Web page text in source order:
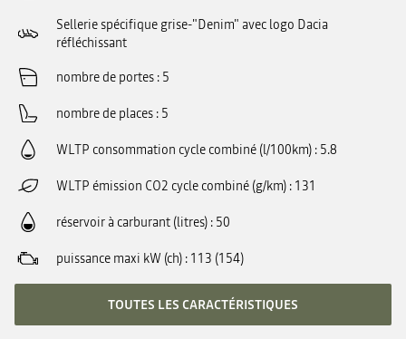
Sellerie spécifique grise-"Denim" avec logo Dacia
réfléchissant
nombre de portes 5
nombre de places 5
WLTP consommation cycle combiné (l/100km) 5.8
WLTP émission CO2 cycle combiné (g/km) 131
réservoir à carburant (litres) 50
puissance maxi kW (ch) 113 (154)
TOUTES LES CARACTÉRISTIQUES